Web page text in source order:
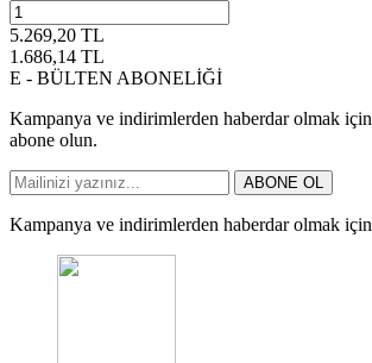
5.269,20 TL
1.686,14 TL
E - BÜLTEN ABONELİĞİ
Kampanya ve indirimlerden haberdar olmak
abone olun.
ABONE OL
Kampanya ve indirimlerden haberdar olmak